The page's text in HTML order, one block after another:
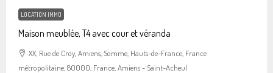
LOCATION IMMO
Maison meublée, T4 avec cour et véranda
XX, Rue de Croy, Amiens, Somme, Hauts-de-France, France
métropolitaine, 80000, France, Amiens - Saint-Acheul